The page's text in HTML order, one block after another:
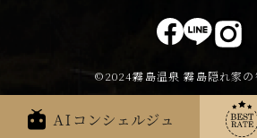
©2024霧島温泉 霧島隠れ家の